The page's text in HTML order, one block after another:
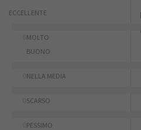
ECCELLENTE
MOLTO
BUONO
NELLA MEDIA
SCARSO
PESSIMO